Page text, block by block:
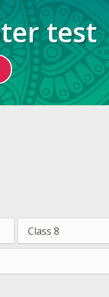
test
Class 8